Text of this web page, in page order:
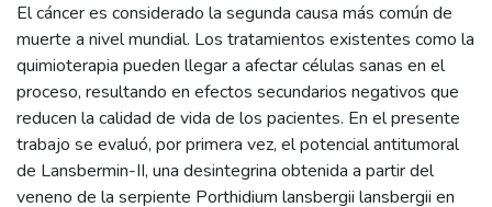
El cáncer es considerado la segunda causa más común de
muerte a nivel mundial. Los tratamientos existentes como la
quimioterapia pueden llegar a afectar células sanas en el
proceso, resultando en efectos secundarios negativos que
reducen la calidad de vida de los pacientes. En el presente
trabajo se evaluó, por primera vez, el potencial antitumoral
de Lansbermin-II, una desintegrina obtenida a partir del
veneno de la serpiente Porthidium lansbergii lansbergii en